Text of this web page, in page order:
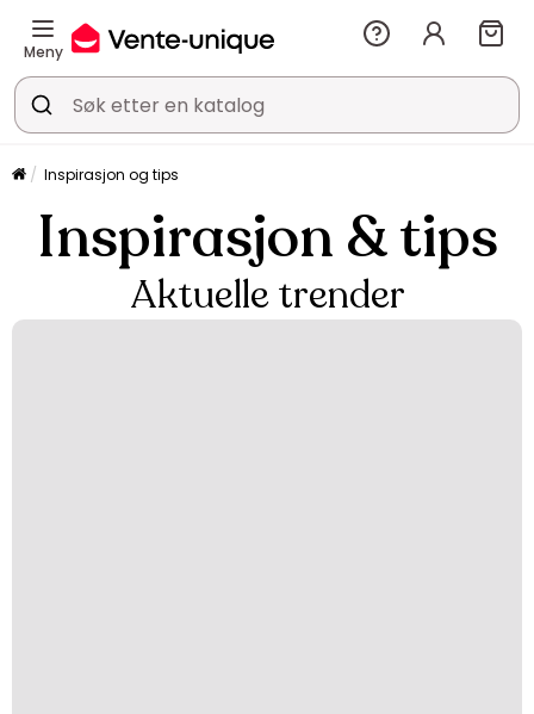
Meny
Inspirasjon og tips
Inspirasjon & tips
Aktuelle trender